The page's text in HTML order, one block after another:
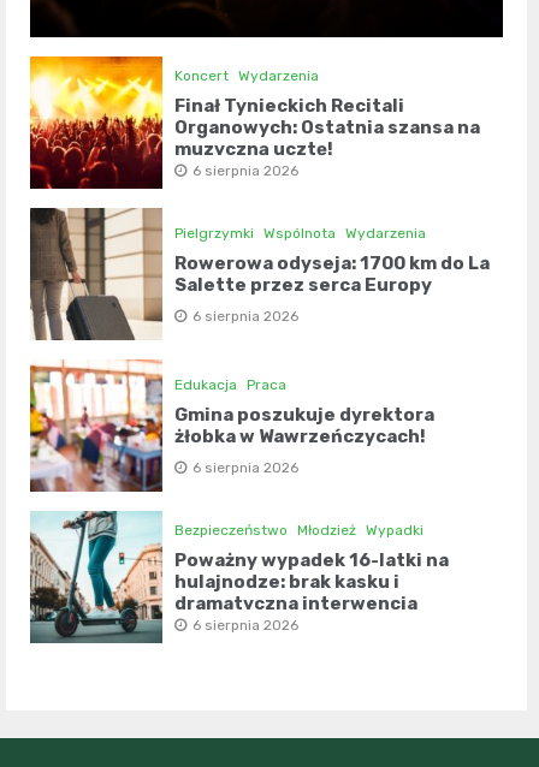
Koncert Wydarzenia
Finał Tynieckich Recitali
Organowych: Ostatnia szansa na
muzyczną ucztę!
6 sierpnia 2026
Pielgrzymki Wspólnota Wydarzenia
Rowerowa odyseja: 1700 km do La
Salette przez serca Europy
6 sierpnia 2026
Edukacja Praca
Gmina poszukuje dyrektora
żłobka w Wawrzeńczycach!
6 sierpnia 2026
Bezpieczeństwo Młodzież Wypadki
Poważny wypadek 16-latki na
hulajnodze: brak kasku i
dramatyczna interwencja
świadków
6 sierpnia 2026